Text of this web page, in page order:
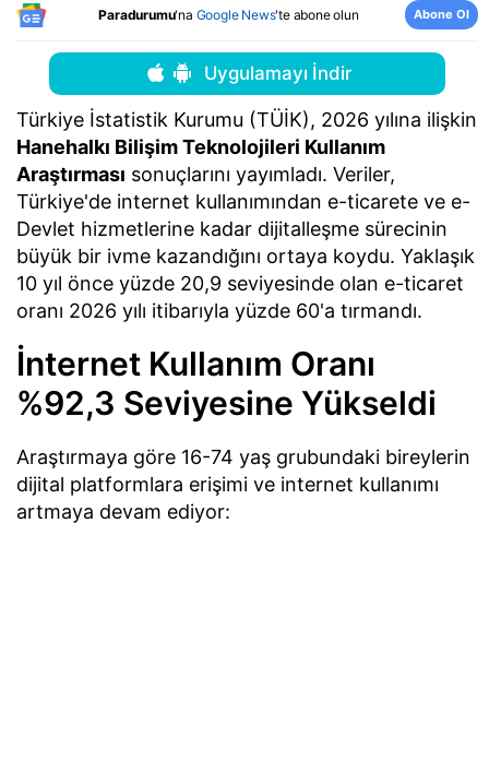
Paradurumu'na Google News'te abone olun Abone Ol
Uygulamayı İndir
Türkiye İstatistik Kurumu (TÜİK), 2026 yılına ilişkin
Hanehalkı Bilişim Teknolojileri Kullanım
Araştırması sonuçlarını yayımladı. Veriler,
Türkiye'de internet kullanımından e-ticarete ve e-
Devlet hizmetlerine kadar dijitalleşme sürecinin
büyük bir ivme kazandığını ortaya koydu. Yaklaşık
10 yıl önce yüzde 20,9 seviyesinde olan e-ticaret
oranı 2026 yılı itibarıyla yüzde 60'a tırmandı.
İnternet Kullanım Oranı
%92,3 Seviyesine Yükseldi
Araştırmaya göre 16-74 yaş grubundaki bireylerin
dijital platformlara erişimi ve internet kullanımı
artmaya devam ediyor: